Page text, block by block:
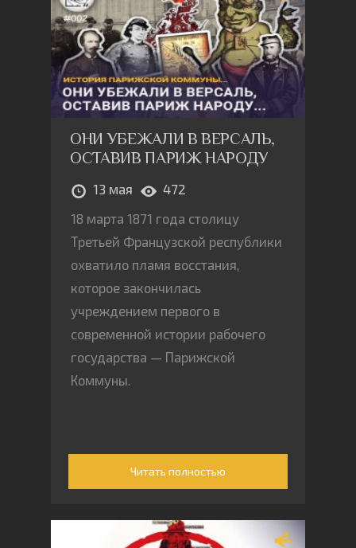
ОНИ УБЕЖАЛИ В ВЕРСАЛЬ,
ОСТАВИВ ПАРИЖ НАРОДУ
13 мая
472
18 марта 1871 года столицу
Третьей Французской республики
охватило пламя восстания,
которое закончилась
учреждением первого в
современной истории рабочего
государства — Парижской
Коммуны.
Читать полностью